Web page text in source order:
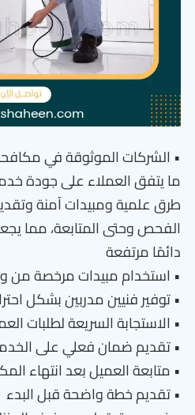
• الشركات الموثوقة في
ما يتفق العملاء على جودة
طرق علمية ومبيدات آمنة
الفحص وحتى المتابعة، مما
دائمًا مرتفعة
• استخدام مبيدات مرخصة من
• توفير فنيين مدربين بشكل
• الاستجابة السريعة لطلبات
• تقديم ضمان فعلي على
• متابعة العميل بعد انتهاء
• تقديم خطة واضحة قبل البدء